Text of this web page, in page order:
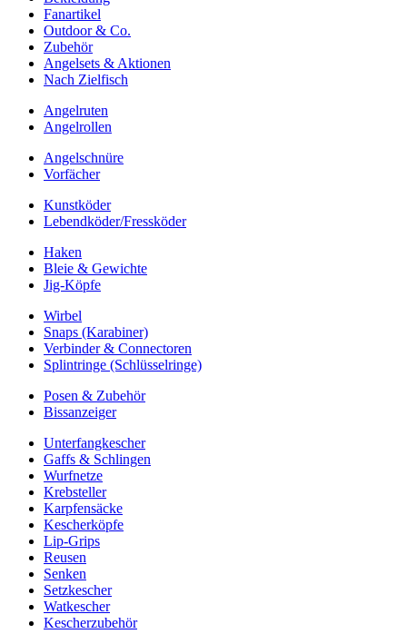
Fanartikel
Outdoor & Co.
Zubehör
Angelsets & Aktionen
Nach Zielfisch
Angelruten
Angelrollen
Angelschnüre
Vorfächer
Kunstköder
Lebendköder/Fressköder
Haken
Bleie & Gewichte
Jig-Köpfe
Wirbel
Snaps (Karabiner)
Verbinder & Connectoren
Splintringe (Schlüsselringe)
Posen & Zubehör
Bissanzeiger
Unterfangkescher
Gaffs & Schlingen
Wurfnetze
Krebsteller
Karpfensäcke
Kescherköpfe
Lip-Grips
Reusen
Senken
Setzkescher
Watkescher
Kescherzubehör